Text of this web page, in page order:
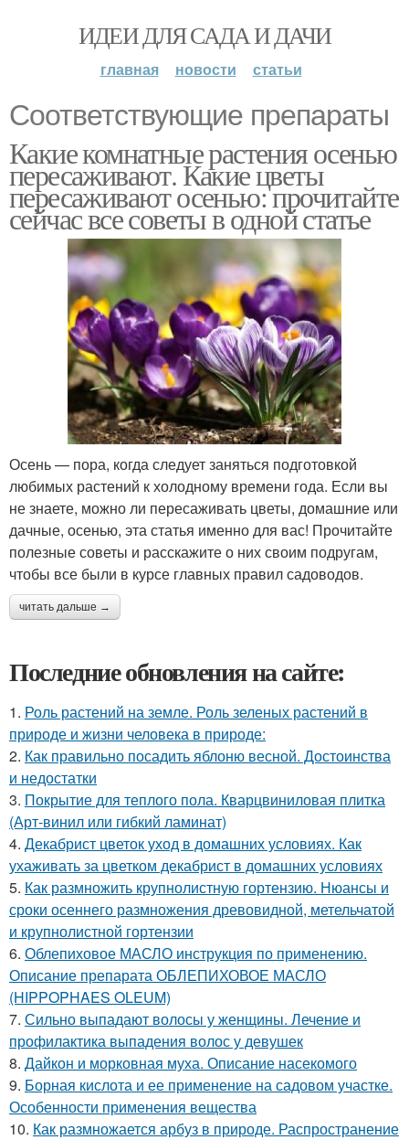
ИДЕИ ДЛЯ САДА И ДАЧИ
главная новости статьи
Соответствующие препараты
Какие комнатные растения осенью
пересаживают. Какие цветы
пересаживают осенью: прочитайте
сейчас все советы в одной статье
Осень — пора, когда следует заняться подготовкой
любимых растений к холодному времени года. Если вы
не знаете, можно ли пересаживать цветы, домашние или
дачные, осенью, эта статья именно для вас! Прочитайте
полезные советы и расскажите о них своим подругам,
чтобы все были в курсе главных правил садоводов.
читать дальше →
Последние обновления на сайте:
1. Роль растений на земле. Роль зеленых растений в
природе и жизни человека в природе:
2. Как правильно посадить яблоню весной. Достоинства
и недостатки
3. Покрытие для теплого пола. Кварцвиниловая плитка
(Арт-винил или гибкий ламинат)
4. Декабрист цветок уход в домашних условиях. Как
ухаживать за цветком декабрист в домашних условиях
5. Как размножить крупнолистную гортензию. Нюансы и
сроки осеннего размножения древовидной, метельчатой
и крупнолистной гортензии
6. Облепиховое МАСЛО инструкция по применению.
Описание препарата ОБЛЕПИХОВОЕ МАСЛО
(HIPPOPHAES OLEUM)
7. Сильно выпадают волосы у женщины. Лечение и
профилактика выпадения волос у девушек
8. Дайкон и морковная муха. Описание насекомого
9. Борная кислота и ее применение на садовом участке.
Особенности применения вещества
10. Как размножается арбуз в природе. Распространение